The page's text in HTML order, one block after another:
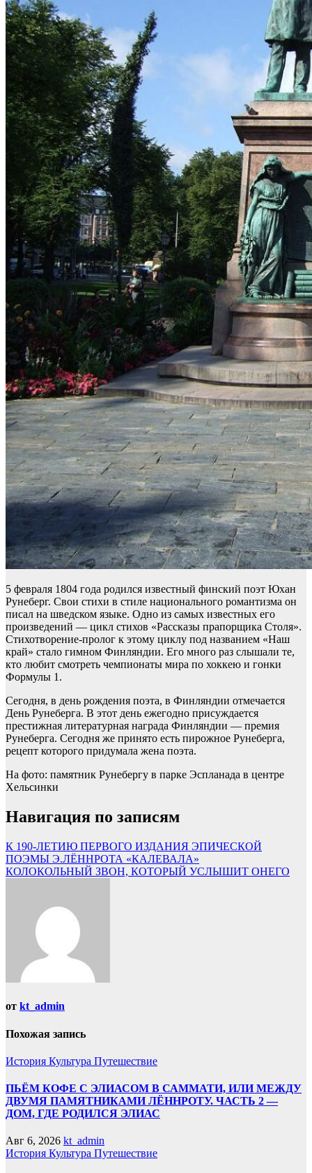
5 февраля 1804 года родился известный финский поэт Юхан
Рунеберг. Свои стихи в стиле национального романтизма он
писал на шведском языке. Одно из самых известных его
произведений — цикл стихов «Рассказы прапорщика Столя».
Стихотворение-пролог к этому циклу под названием «Наш
край» стало гимном Финляндии. Его много раз слышали те,
кто любит смотреть чемпионаты мира по хоккею и гонки
Формулы 1.
Сегодня, в день рождения поэта, в Финляндии отмечается
День Рунеберга. В этот день ежегодно присуждается
престижная литературная награда Финляндии — премия
Рунеберга. Сегодня же принято есть пирожное Рунеберга,
рецепт которого придумала жена поэта.
На фото: памятник Рунебергу в парке Эспланада в центре
Хельсинки
Навигация по записям
К 190-ЛЕТИЮ ПЕРВОГО ИЗДАНИЯ ЭПИЧЕСКОЙ
ПОЭМЫ Э.ЛЁННРОТА «КАЛЕВАЛА»
КОЛОКОЛЬНЫЙ ЗВОН, КОТОРЫЙ УСЛЫШИТ ОНЕГО
от kt_admin
Похожая запись
История Культура Путешествие
ПЬЁМ КОФЕ С ЭЛИАСОМ В САММАТИ, ИЛИ МЕЖДУ
ДВУМЯ ПАМЯТНИКАМИ ЛЁННРОТУ. ЧАСТЬ 2 —
ДОМ, ГДЕ РОДИЛСЯ ЭЛИАС
Авг 6, 2026 kt_admin
История Культура Путешествие